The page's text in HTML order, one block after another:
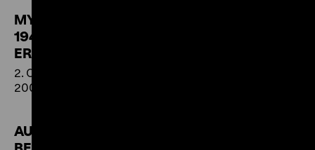
MYTHEN DER NATIONEN
1945 - ARENA DER
ERINNERUNGEN
2. Oktober 2004 bis 27. Februar
2005
AUF DEN STRASSEN VON